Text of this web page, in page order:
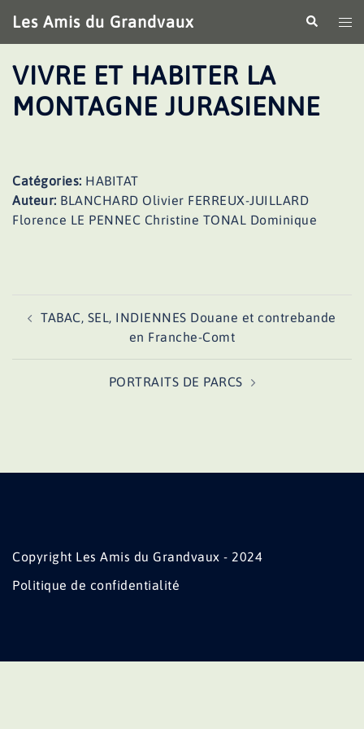
au
contenu
Les Amis du Grandvaux
le
VIVRE ET HABITER LA
MONTAGNE JURASIENNE
Catégories: HABITAT
Auteur: BLANCHARD Olivier FERREUX-JUILLARD
Florence LE PENNEC Christine TONAL Dominique
d’article
TABAC, SEL, INDIENNES Douane et contrebande
en Franche-Comt
PORTRAITS DE PARCS
Copyright Les Amis du Grandvaux - 2024
Politique de confidentialité